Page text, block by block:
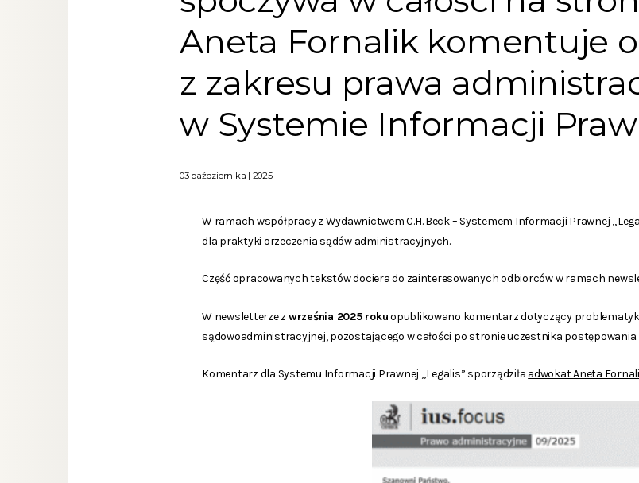
Aneta Fornalik komentuje
z zakresu prawa
w Systemie Informacji
03 października | 2025
W ramach współpracy z Wydawnictwem C.H. Beck – Systemem Informacji Prawnej
dla praktyki orzeczenia sądów administracyjnych.
Część opracowanych tekstów dociera do zainteresowanych odbiorców w ramach
W newsletterze z września 2025 rokuopublikowano komentarz dotyczący
sądowoadministracyjnej, pozostającego w całości po stronie uczestnika postępowania.
Komentarz dla Systemu Informacji Prawnej „Legalis” sporządziła adwokat Aneta